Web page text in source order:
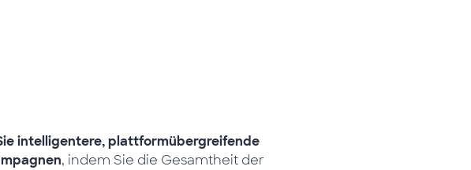
intelligentere, plattformübergreifende
, indem Sie die Gesamtheit der